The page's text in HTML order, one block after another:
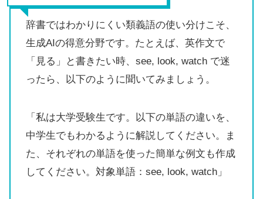
辞書ではわかりにくい類義語の使い分けこそ、
生成AIの得意分野です。たとえば、英作文で
「見る」と書きたい時、see, look, watch で迷
ったら、以下のように聞いてみましょう。
「私は大学受験生です。以下の単語の違いを、
中学生でもわかるように解説してください。ま
た、それぞれの単語を使った簡単な例文も作成
してください。対象単語：see, look, watch」